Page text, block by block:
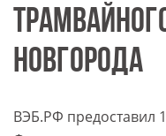
НОВГОРОДА
ВЭБ.РФ предоставил